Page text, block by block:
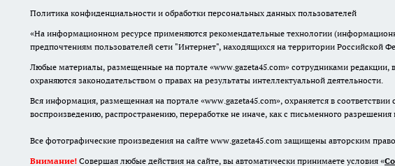
Политика конфиденциальности и обработки персональных данных пользователей
«На информационном ресурсе применяются рекомендательные технологии
предпочтениям пользователей сети "Интернет", находящихся на территории Российской
Любые материалы, размещенные на портале «www.gazeta45.com» сотрудниками
охраняются законодательством о правах на результаты интеллектуальной деятельности.
Вся информация, размещенная на портале «www.gazeta45.com», охраняется в
воспроизведению, распространению, переработке не иначе, как с письменного разрешения
Все фотографические произведения на сайте www.gazeta45.com защищены авторским
Внимание! Совершая любые действия на сайте, вы автоматически принимаете условия «